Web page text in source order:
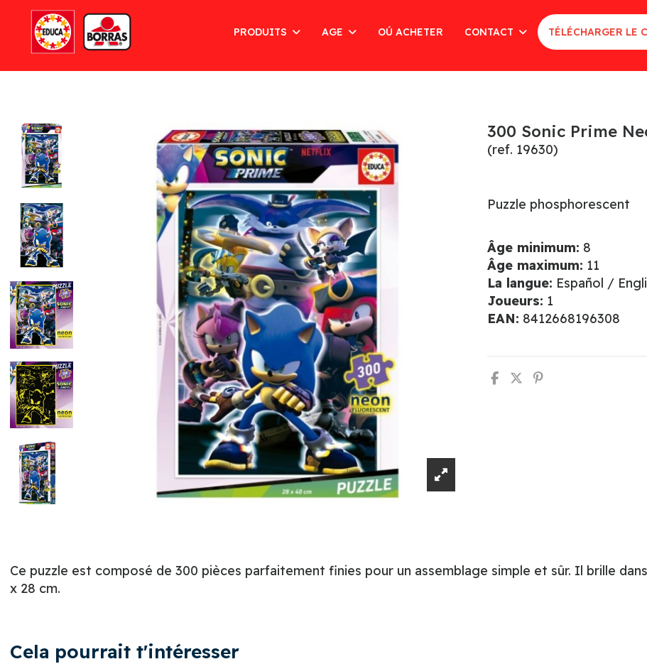
PRODUITS AGE OÚ ACHETER CONTACT TÉLÉCHARGER LE
300 Sonic Prime
(ref. 19630)
Puzzle phosphorescent
Âge minimum: 8
Âge maximum: 11
La langue: Español /
Joueurs: 1
EAN: 8412668196308
Ce puzzle est composé de 300 pièces parfaitement finies pour un assemblage simple et sûr. Il brille
x 28 cm.
Cela pourrait t'intéresser